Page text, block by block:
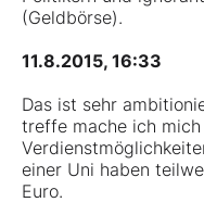
(Geldbörse).
11.8.2015, 16:33
Das ist sehr
treffe mache ich
einer Uni haben
Euro.